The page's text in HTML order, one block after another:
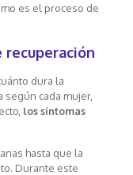
es el proceso de
dura la
según cada mujer,
los síntomas
hasta que la
Durante este